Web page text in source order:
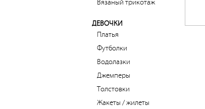
Вязаный трикотаж
ДЕВОЧКИ
Платья
Футболки
Водолазки
Джемперы
Толстовки
Жакеты / жилеты